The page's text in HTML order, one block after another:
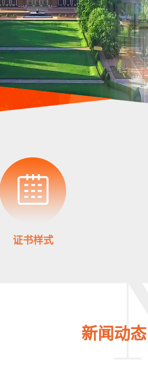
证书样式
新闻动态